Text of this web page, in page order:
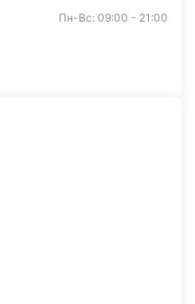
Пн-Вс: 09:00 - 21:00